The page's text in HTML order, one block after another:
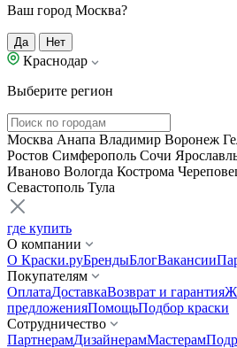
Ваш город Москва?
Да Нет
Краснодар
Выберите регион
Москва Анапа Владимир Воронеж
Ростов Симферополь Сочи
Иваново Вологда Кострома
Севастополь Тула
где купить
О компании
О Краски.руБрендыБлогВакансии
Покупателям
ОплатаДоставкаВозврат и гарантия
предложенияПомощьПодбор краски
Сотрудничество
ПартнерамДизайнерамМастерам